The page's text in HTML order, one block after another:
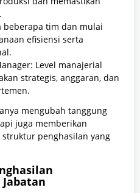
beberapa tim dan mulai
efisiensi serta
Level manajerial
strategis, anggaran, dan
mengubah tanggung
juga memberikan
penghasilan yang